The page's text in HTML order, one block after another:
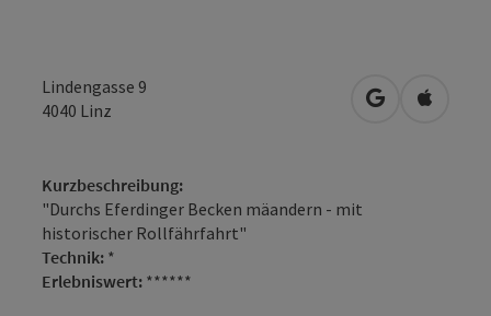
Lindengasse 9
4040 Linz in Google
in
Kurzbeschreibung:
"Durchs Eferdinger Becken mäandern - mit
historischer Rollfährfahrt"
Technik: *
Erlebniswert: ******